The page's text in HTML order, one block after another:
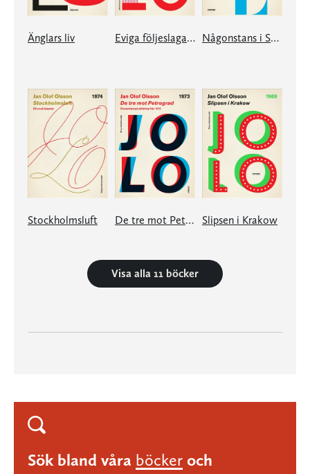
Änglars liv Eviga följeslagare Någonstans i Sverige
Stockholmsluft De tre mot Petrograd Slipsen i Krakow
Visa alla 11 böcker
Sök bland våra böcker och